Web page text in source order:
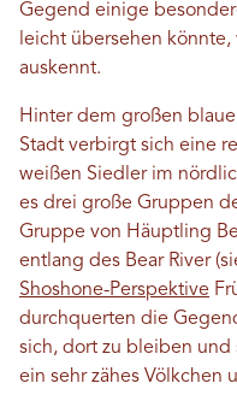
Gegend einige
leicht übersehen
auskennt.
Hinter dem großen
Stadt verbirgt sich eine
weißen Siedler im
es drei große Gruppen
Gruppe von Häuptling
entlang des Bear River
Shoshone-Perspektive
durchquerten die
sich, dort zu bleiben und
ein sehr zähes Völkchen